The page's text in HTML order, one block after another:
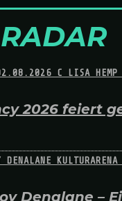
2026 feiert
Denalane –